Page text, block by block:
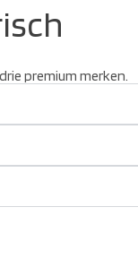
premium merken.